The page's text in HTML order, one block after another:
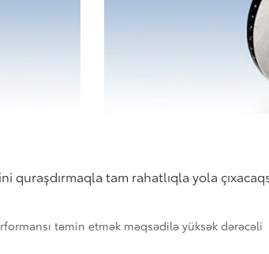
tam rahatlıqla yola
təmin etmək məqsədilə yüksək dərəcəli